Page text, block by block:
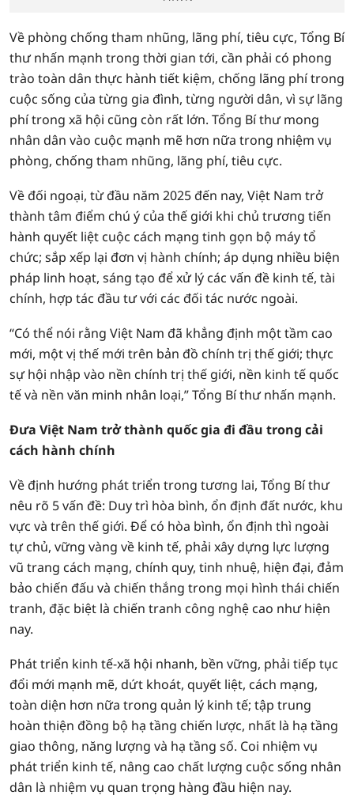
Về phòng chống tham nhũng, lãng phí, tiêu cực, Tổng Bí
thư nhấn mạnh trong thời gian tới, cần phải có phong
trào toàn dân thực hành tiết kiệm, chống lãng phí trong
cuộc sống của từng gia đình, từng người dân, vì sự lãng
phí trong xã hội cũng còn rất lớn. Tổng Bí thư mong
nhân dân vào cuộc mạnh mẽ hơn nữa trong nhiệm vụ
phòng, chống tham nhũng, lãng phí, tiêu cực.
Về đối ngoại, từ đầu năm 2025 đến nay, Việt Nam trở
thành tâm điểm chú ý của thế giới khi chủ trương tiến
hành quyết liệt cuộc cách mạng tinh gọn bộ máy tổ
chức; sắp xếp lại đơn vị hành chính; áp dụng nhiều biện
pháp linh hoạt, sáng tạo để xử lý các vấn đề kinh tế, tài
chính, hợp tác đầu tư với các đối tác nước ngoài.
“Có thể nói rằng Việt Nam đã khẳng định một tầm cao
mới, một vị thế mới trên bản đồ chính trị thế giới; thực
sự hội nhập vào nền chính trị thế giới, nền kinh tế quốc
tế và nền văn minh nhân loại,” Tổng Bí thư nhấn mạnh.
Đưa Việt Nam trở thành quốc gia đi đầu trong cải
cách hành chính
Về định hướng phát triển trong tương lai, Tổng Bí thư
nêu rõ 5 vấn đề: Duy trì hòa bình, ổn định đất nước, khu
vực và trên thế giới. Để có hòa bình, ổn định thì ngoài
tự chủ, vững vàng về kinh tế, phải xây dựng lực lượng
vũ trang cách mạng, chính quy, tinh nhuệ, hiện đại, đảm
bảo chiến đấu và chiến thắng trong mọi hình thái chiến
tranh, đặc biệt là chiến tranh công nghệ cao như hiện
nay.
Phát triển kinh tế-xã hội nhanh, bền vững, phải tiếp tục
đổi mới mạnh mẽ, dứt khoát, quyết liệt, cách mạng,
toàn diện hơn nữa trong quản lý kinh tế; tập trung
hoàn thiện đồng bộ hạ tầng chiến lược, nhất là hạ tầng
giao thông, năng lượng và hạ tầng số. Coi nhiệm vụ
phát triển kinh tế, nâng cao chất lượng cuộc sống nhân
dân là nhiệm vụ quan trọng hàng đầu hiện nay.